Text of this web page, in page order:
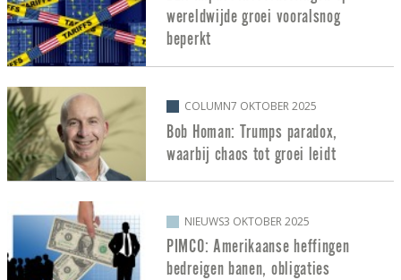
wereldwijde groei vooralsnog
beperkt
COLUMN7 OKTOBER 2025
Bob Homan: Trumps paradox,
waarbij chaos tot groei leidt
NIEUWS3 OKTOBER 2025
PIMCO: Amerikaanse heffingen
bedreigen banen, obligaties